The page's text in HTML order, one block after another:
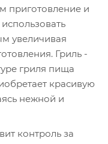
приготовление и
увеличивая
Гриль -
гриля пища
красивую
нежной и
контроль за